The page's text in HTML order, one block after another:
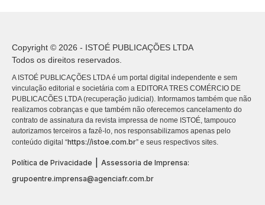
Copyright © 2026 - ISTOÉ PUBLICAÇÕES LTDA
Todos os direitos reservados.
A ISTOÉ PUBLICAÇÕES LTDA é um portal digital independente e sem
vinculação editorial e societária com a EDITORA TRES COMÉRCIO DE
PUBLICACÕES LTDA (recuperação judicial). Informamos também que não
realizamos cobranças e que também não oferecemos cancelamento do
contrato de assinatura da revista impressa de nome ISTOÉ, tampouco
autorizamos terceiros a fazê-lo, nos responsabilizamos apenas pelo
conteúdo digital “https://istoe.com.br” e seus respectivos sites.
Política de Privacidade
Assessoria de Imprensa:
grupoentre.imprensa@agenciafr.com.br